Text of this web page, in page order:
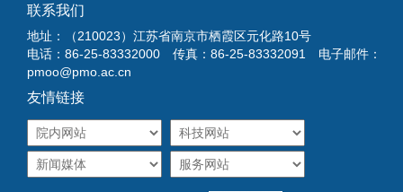
联系我们
地址：（210023）江苏省南京市栖霞区元化路10号
电话：86-25-83332000 传真：86-25-83332091 电子邮件：
pmoo@pmo.ac.cn
友情链接